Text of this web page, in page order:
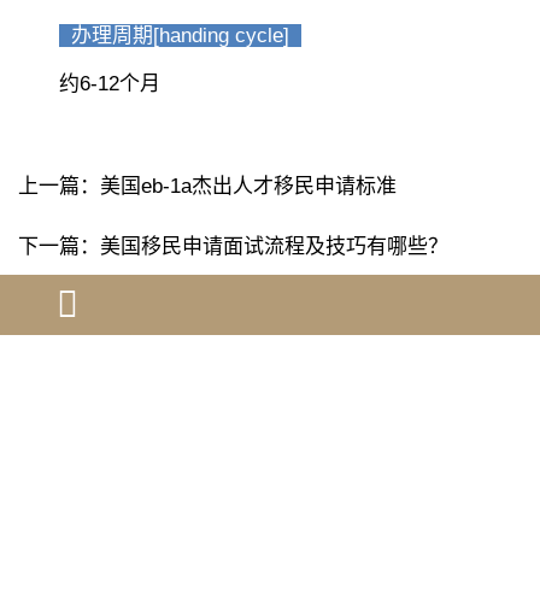
办理周期[handing cycle]
约6-12个月
上一篇： 美国eb-1a杰出人才移民申请标准
下一篇： 美国移民申请面试流程及技巧有哪些？